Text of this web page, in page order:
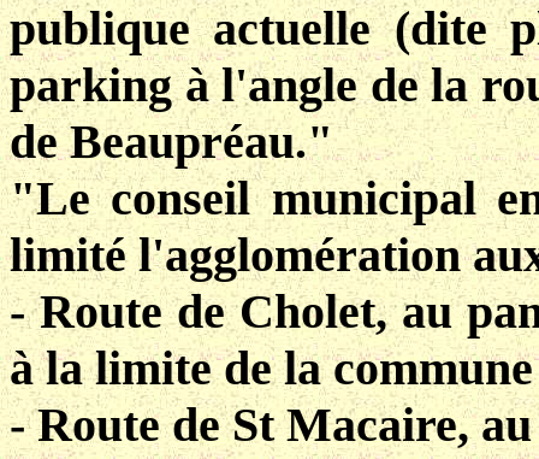
publique actuelle (dite
parking à l'angle de la
de Beaupréau."
"Le conseil municipal
limité l'agglomération
- Route de Cholet, au
à la limite de la commune
- Route de St Macaire,